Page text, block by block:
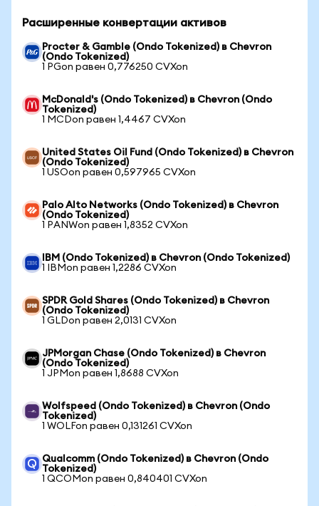
Расширенные конвертации активов
Procter & Gamble (Ondo Tokenized) в Chevron
(Ondo Tokenized)
1 PGon равен 0,776250 CVXon
McDonald's (Ondo Tokenized) в Chevron (Ondo
Tokenized)
1 MCDon равен 1,4467 CVXon
United States Oil Fund (Ondo Tokenized) в Chevron
(Ondo Tokenized)
1 USOon равен 0,597965 CVXon
Palo Alto Networks (Ondo Tokenized) в Chevron
(Ondo Tokenized)
1 PANWon равен 1,8352 CVXon
IBM (Ondo Tokenized) в Chevron (Ondo Tokenized)
1 IBMon равен 1,2286 CVXon
SPDR Gold Shares (Ondo Tokenized) в Chevron
(Ondo Tokenized)
1 GLDon равен 2,0131 CVXon
JPMorgan Chase (Ondo Tokenized) в Chevron
(Ondo Tokenized)
1 JPMon равен 1,8688 CVXon
Wolfspeed (Ondo Tokenized) в Chevron (Ondo
Tokenized)
1 WOLFon равен 0,131261 CVXon
Qualcomm (Ondo Tokenized) в Chevron (Ondo
Tokenized)
1 QCOMon равен 0,840401 CVXon